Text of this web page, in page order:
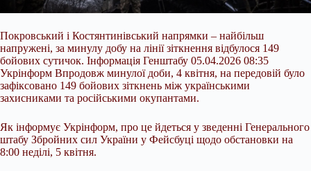
Покровський і Костянтинівський напрямки – найбільш
напружені, за минулу добу на лінії зіткнення відбулося 149
бойових сутичок. Інформація Генштабу 05.04.2026 08:35
Укрінформ Впродовж минулої доби, 4 квітня, на передовій було
зафіксовано 149 бойових зіткнень між українськими
захисниками та російськими окупантами.
Як інформує Укрінформ, про це йдеться у зведенні Генерального
штабу Збройних сил України у Фейсбуці щодо обстановки на
8:00 неділі, 5 квітня.